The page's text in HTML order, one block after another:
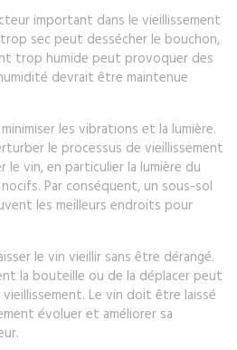
important dans le vieillissement
sec peut dessécher le bouchon,
trop humide peut provoquer des
devrait être maintenue
les vibrations et la lumière.
le processus de vieillissement
vin, en particulier la lumière du
Par conséquent, un sous-sol
les meilleurs endroits pour
le vin vieillir sans être dérangé.
la bouteille ou de la déplacer peut
Le vin doit être laissé
évoluer et améliorer sa